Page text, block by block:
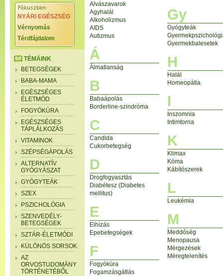
NYÁRI EGÉSZSÉG
Vérnyomás
Térdfájdalom
TÉMÁINK
BETEGSÉGEK
BABA-MAMA
EGÉSZSÉGES
ÉLETMÓD
FOGYÓKÚRA
EGÉSZSÉGES
TÁPLÁLKOZÁS
VITAMINOK
SZÉPSÉGÁPOLÁS
ALTERNATÍV
GYÓGYÁSZAT
GYÓGYTEÁK
SZEX
PSZICHOLÓGIA
SZENVEDÉLY-
BETEGSÉGEK
SZTÁR-ÉLETMÓDI
KÜLÖNÖS SORSOK
AZ
ORVOSTUDOMÁNY
TÖRTÉNETÉBŐL
Alvászavarok
Agyhalál
Alkoholizmus
AIDS
Autizmus
Á
Álmatlanság
B
Babaápolás
Borderline-szindróma
C
Candida
Cukorbetegség
D
Drogfogyasztás
Diabétesz (Diabetes
mellitus)
E
Elhízás
Epebetegségek
F
Fogyókúra
Fogamzásgátlás
Gy
Gyógyteák
Gyermekbalesetek
H
Halál
Homeopátia
I
Inszomnia
Intimtorna
K
Klimax
Kóma
Kábítószerek
L
Leukémia
M
Meddőség
Menopausa
Mérgezések
Méregtelenítés